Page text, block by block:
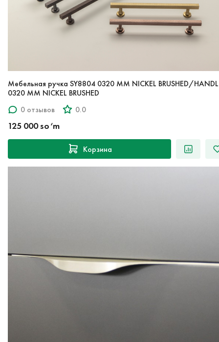
Мебельная ручка SY8804 0320 MM NICKEL BRUSHED/
0320 MM NICKEL BRUSHED
0 отзывов
0.0
125 000 so‘m
Корзина